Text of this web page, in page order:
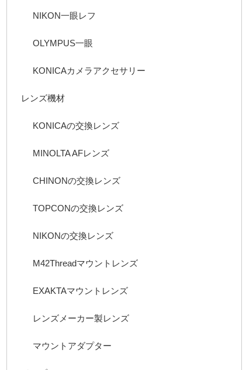
NIKON一眼レフ
OLYMPUS一眼
KONICAカメラアクセサリー
レンズ機材
KONICAの交換レンズ
MINOLTA AFレンズ
CHINONの交換レンズ
TOPCONの交換レンズ
NIKONの交換レンズ
M42Threadマウントレンズ
EXAKTAマウントレンズ
レンズメーカー製レンズ
マウントアダプター